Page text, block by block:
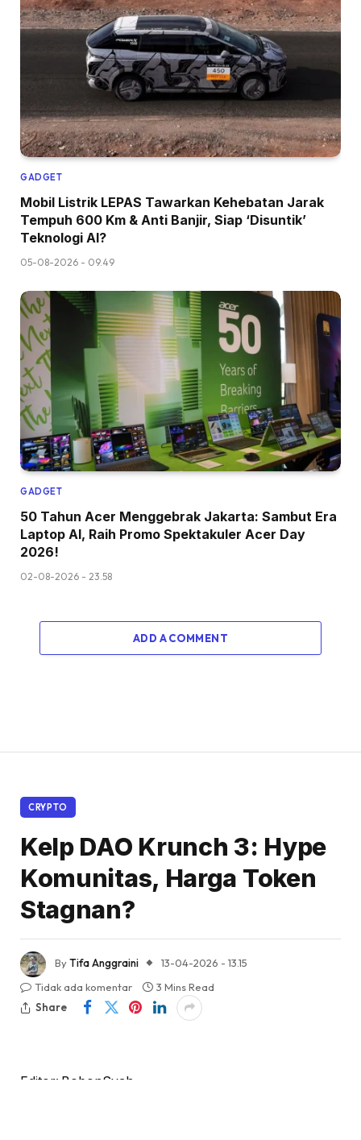
GADGET
Mobil Listrik LEPAS Tawarkan Kehebatan Jarak
Tempuh 600 Km & Anti Banjir, Siap ‘Disuntik’
Teknologi AI?
05-08-2026 - 09.49
GADGET
50 Tahun Acer Menggebrak Jakarta: Sambut Era
Laptop AI, Raih Promo Spektakuler Acer Day
2026!
02-08-2026 - 23.58
ADD A COMMENT
CRYPTO
Kelp DAO Krunch 3: Hype
Komunitas, Harga Token
Stagnan?
ByTifa Anggraini
13-04-2026 - 13.15
Tidak ada komentar
3 Mins Read
Share
Editor: BobonSyah